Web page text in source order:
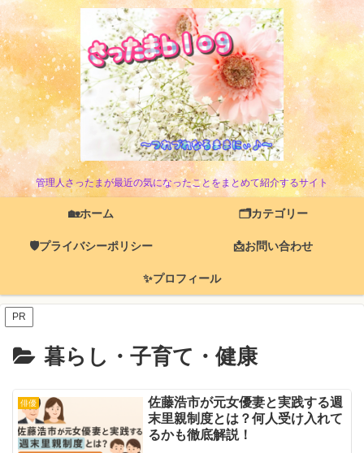
管理人さったまが最近の気になったことをまとめて紹介するサイト
🏡ホーム 🗂️カテゴリー
🛡️プライバシーポリシー 📩お問い合わせ
✨プロフィール
PR
暮らし・子育て・健康
俳優
佐藤浩市が元女優妻と実践する週
末里親制度とは？何人受け入れて
るかも徹底解説！